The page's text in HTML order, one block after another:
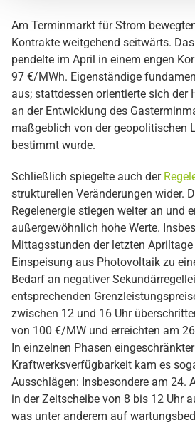
Am Terminmarkt für Strom
Kontrakte weitgehend seitwärts.
pendelte im April in einem engen
97 €/MWh. Eigenständige
aus; stattdessen orientierte sich der
an der Entwicklung des
maßgeblich von der geopolitischen
bestimmt wurde.
Schließlich spiegelte auch der
strukturellen Veränderungen wider.
Regelenergie stiegen weiter an und
außergewöhnlich hohe Werte.
Mittagsstunden der letzten
Einspeisung aus Photovoltaik zu
Bedarf an negativer
entsprechenden
zwischen 12 und 16 Uhr
von 100 €/MW und erreichten am
In einzelnen Phasen eingeschränkter
Kraftwerksverfügbarkeit kam es
Ausschlägen: Insbesondere am 24.
in der Zeitscheibe von 8 bis 12 Uhr
was unter anderem auf